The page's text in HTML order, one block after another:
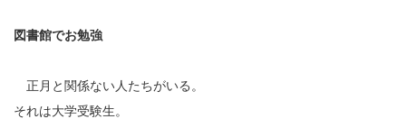
図書館でお勉強
正月と関係ない人たちがいる。
それは大学受験生。